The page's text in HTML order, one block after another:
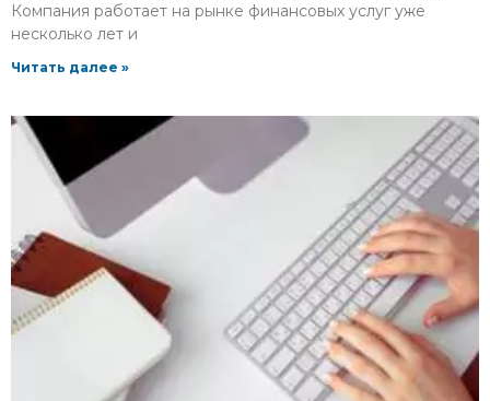
Компания работает на рынке финансовых услуг уже
несколько лет и
Читать далее »